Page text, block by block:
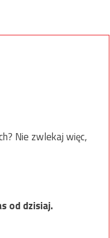
Nie zwlekaj więc,
od dzisiaj.